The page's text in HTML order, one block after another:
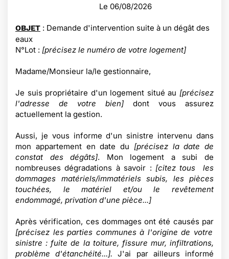
Le 06/08/2026
OBJET : Demande d'intervention suite à un dégât des
eaux
N°Lot : [précisez le numéro de votre logement]
Madame/Monsieur la/le gestionnaire,
Je suis propriétaire d'un logement situé au [précisez
l'adresse de votre bien] dont vous assurez
actuellement la gestion.
Aussi, je vous informe d'un sinistre intervenu dans
mon appartement en date du [précisez la date de
constat des dégâts]. Mon logement a subi de
nombreuses dégradations à savoir : [citez tous les
dommages matériels/immatériels subis, les pièces
touchées, le matériel et/ou le revêtement
endommagé, privation d'une pièce...]
Après vérification, ces dommages ont été causés par
[précisez les parties communes à l'origine de votre
sinistre : fuite de la toiture, fissure mur, infiltrations,
problème d'étanchéité...].J'ai par ailleurs informé